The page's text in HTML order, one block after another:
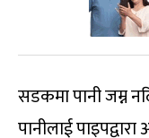
सडकमा पानी जम्न
पानीलाई